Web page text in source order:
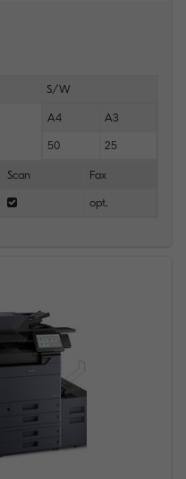
S/W
A4 A3
50 25
Scan Fax
opt.